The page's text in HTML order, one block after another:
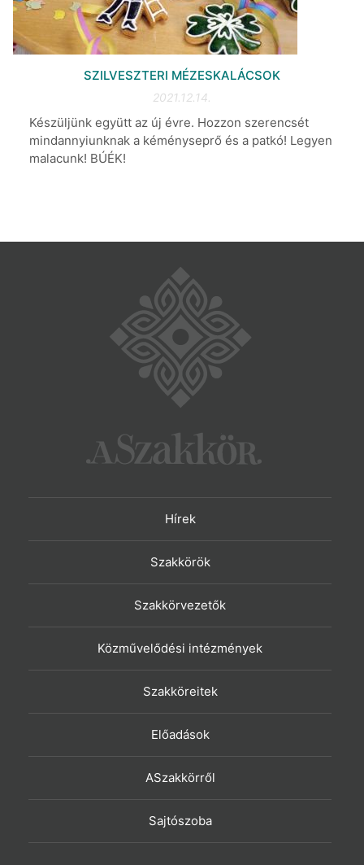
SZILVESZTERI MÉZESKALÁCSOK
2021.12.14.
Készüljünk együtt az új évre. Hozzon szerencsét
mindannyiunknak a kéményseprő és a patkó! Legyen
malacunk! BÚÉK!
Hírek
Szakkörök
Szakkörvezetők
Közművelődési intézmények
Szakköreitek
Előadások
ASzakkörről
Sajtószoba